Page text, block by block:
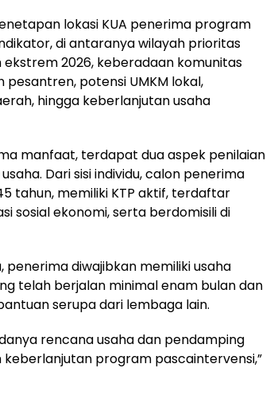
lokasi KUA penerima program
di antaranya wilayah prioritas
2026, keberadaan komunitas
potensi UMKM lokal,
hingga keberlanjutan usaha
manfaat, terdapat dua aspek penilaian
Dari sisi individu, calon penerima
tahun, memiliki KTP aktif, terdaftar
sosial ekonomi, serta berdomisili di
penerima diwajibkan memiliki usaha
telah berjalan minimal enam bulan dan
serupa dari lembaga lain.
rencana usaha dan pendamping
program pascaintervensi,”